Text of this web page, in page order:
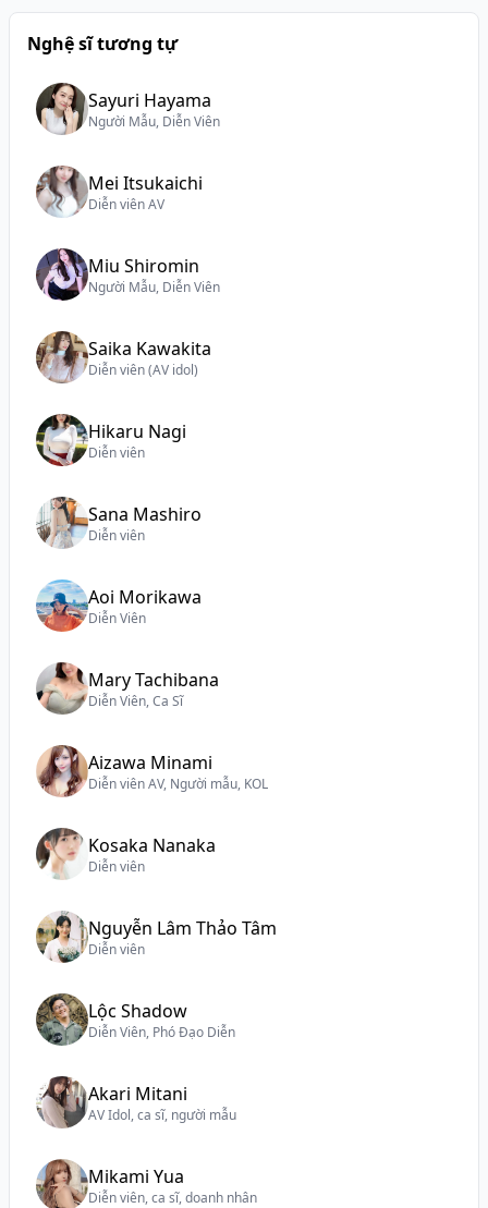
Nghệ sĩ tương tự
Sayuri Hayama
Người Mẫu, Diễn Viên
Mei Itsukaichi
Diễn viên AV
Miu Shiromin
Người Mẫu, Diễn Viên
Saika Kawakita
Diễn viên (AV idol)
Hikaru Nagi
Diễn viên
Sana Mashiro
Diễn viên
Aoi Morikawa
Diễn Viên
Mary Tachibana
Diễn Viên, Ca Sĩ
Aizawa Minami
Diễn viên AV, Người mẫu, KOL
Kosaka Nanaka
Diễn viên
Nguyễn Lâm Thảo Tâm
Diễn viên
Lộc Shadow
Diễn Viên, Phó Đạo Diễn
Akari Mitani
AV Idol, ca sĩ, người mẫu
Mikami Yua
Diễn viên, ca sĩ, doanh nhân